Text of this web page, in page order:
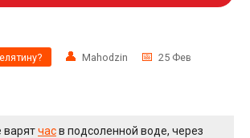
Mahodzin
25 Фев
варятчасв подсоленной воде, через